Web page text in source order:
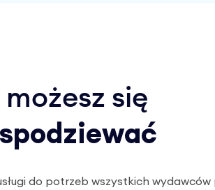
się
spodziewać
do potrzeb wszystkich